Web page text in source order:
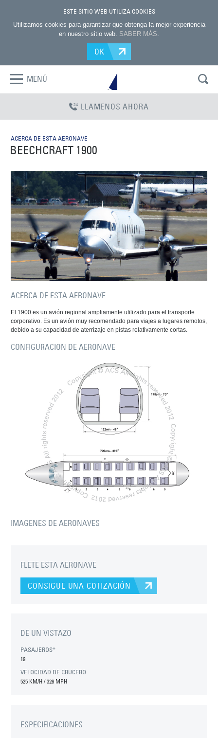
ESTE SITIO WEB UTILIZA COOKIES
Utilizamos cookies para garantizar que obtenga la mejor experiencia
en nuestro sitio web. SABER MÁS.
OK
MENÚ
LLAMENOS AHORA
ACERCA DE ESTA AERONAVE
BEECHCRAFT 1900
ACERCA DE ESTA AERONAVE
El 1900 es un avión regional ampliamente utilizado para el transporte
corporativo. Es un avión muy recomendado para viajes a lugares remotos,
debido a su capacidad de aterrizaje en pistas relativamente cortas.
CONFIGURACION DE AERONAVE
IMAGENES DE AERONAVES
FLETE ESTA AERONAVE
CONSIGUE UNA COTIZACIÓN
DE UN VISTAZO
PASAJEROS*
19
VELOCIDAD DE CRUCERO
525 KM/H / 326 MPH
ESPECIFICACIONES